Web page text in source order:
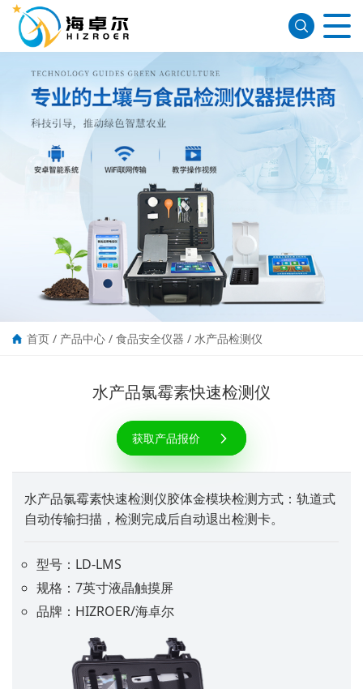
首页 / 产品中心 / 食品安全仪器 / 水产品检测仪
水产品氯霉素快速检测仪
获取产品报价
水产品氯霉素快速检测仪胶体金模块检测方式：轨道式
自动传输扫描，检测完成后自动退出检测卡。
型号：LD-LMS
规格：7英寸液晶触摸屏
品牌：HIZROER/海卓尔